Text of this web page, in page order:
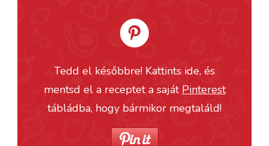
Tedd el későbbre! Kattints ide, és
mentsd el a receptet a saját Pinterest
tábládba, hogy bármikor megtaláld!